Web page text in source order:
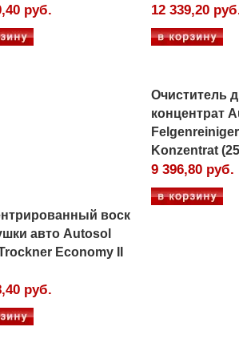
руб. 12 339,20
воск
авто Autosol
Economy II
руб.
Очиститель
концентрат
Konzentrat
9 396,80 руб.